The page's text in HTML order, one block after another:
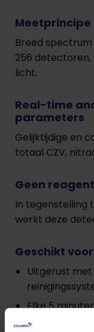
Meetprincipe
Breed
256
licht.
Real-time
parameters
Gelijktijdige en
totaal CZV,
Geen
In tegenstelling
werkt deze
Geschikt
Uitgerust
Elke 5
gereinigd.